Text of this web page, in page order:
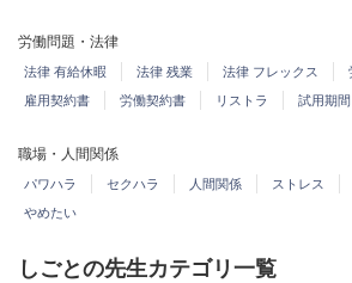
労働問題・法律
法律 有給休暇 法律 残業 法律 フレックス
雇用契約書
労働契約書 リストラ 試用期間
職場・人間関係
パワハラ セクハラ 人間関係 ストレス
やめたい
しごとの先生カテゴリ一覧